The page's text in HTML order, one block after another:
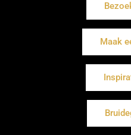
Maak